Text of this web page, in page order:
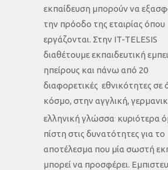
εκπαίδευση μπορούν να
την πρόοδο της εταιρίας όπου
εργάζονται. Στην IT-TELESIS
διαθέτουμε εκπαιδευτική
ηπείρους και πάνω από 20
διαφορετικές εθνικότητες σε
κόσμο, στην αγγλική,
ελληνική γλώσσα κυριότερα
πίστη στις δυνατότητες για το
αποτέλεσμα που μία σωστή
μπορεί να προσφέρει.